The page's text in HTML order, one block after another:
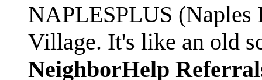
NAPLESPLUS
Village. It's like an old
NeighborHelp